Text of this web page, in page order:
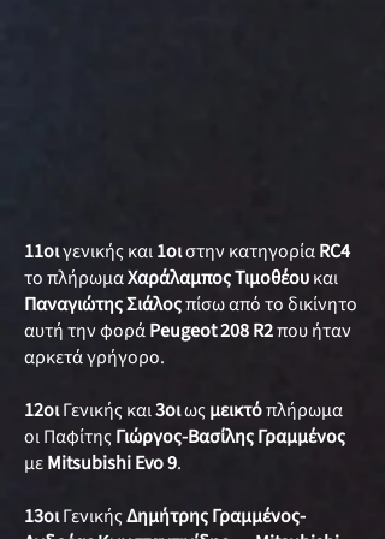
11οιγενικής και1οιστην κατηγορίαRC4
το πλήρωμαΧαράλαμπος Τιμοθέουκαι
Παναγιώτης Σιάλοςπίσω από το δικίνητο
αυτή την φοράPeugeot 208 R2που ήταν
αρκετά γρήγορο.
12οιΓενικής και3οιως μεικτόπλήρωμα
οι ΠαφίτηςΓιώργος-Βασίλης Γραμμένος
μεMitsubishi Evo 9.
13οιΓενικήςΔημήτρης Γραμμένος-